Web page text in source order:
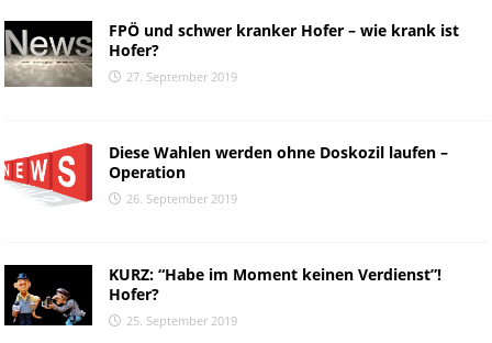
FPÖ und schwer kranker Hofer – wie krank ist
Hofer?
27. September 2019
Diese Wahlen werden ohne Doskozil laufen –
Operation
26. September 2019
KURZ: “Habe im Moment keinen Verdienst”!
Hofer?
25. September 2019